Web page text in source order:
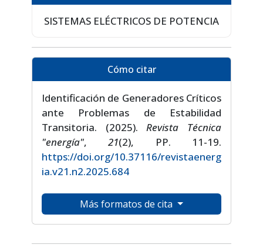
SISTEMAS ELÉCTRICOS DE POTENCIA
Cómo citar
Identificación de Generadores Críticos
ante Problemas de Estabilidad
Transitoria. (2025).Revista Técnica
"energía",21(2), PP. 11-19.
https://doi.org/10.37116/revistaenerg
ia.v21.n2.2025.684
Más formatos de cita